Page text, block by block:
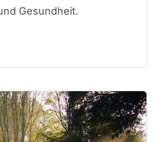
Gesundheit.